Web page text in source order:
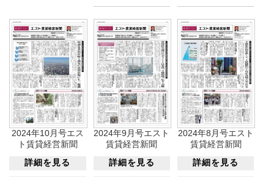
2024年10月号エス
ト賃貸経営新聞
詳細を見る
2024年9月号エスト
賃貸経営新聞
詳細を見る
2024年8月号エスト
賃貸経営新聞
詳細を見る